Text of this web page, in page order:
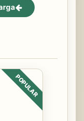
POPULAR